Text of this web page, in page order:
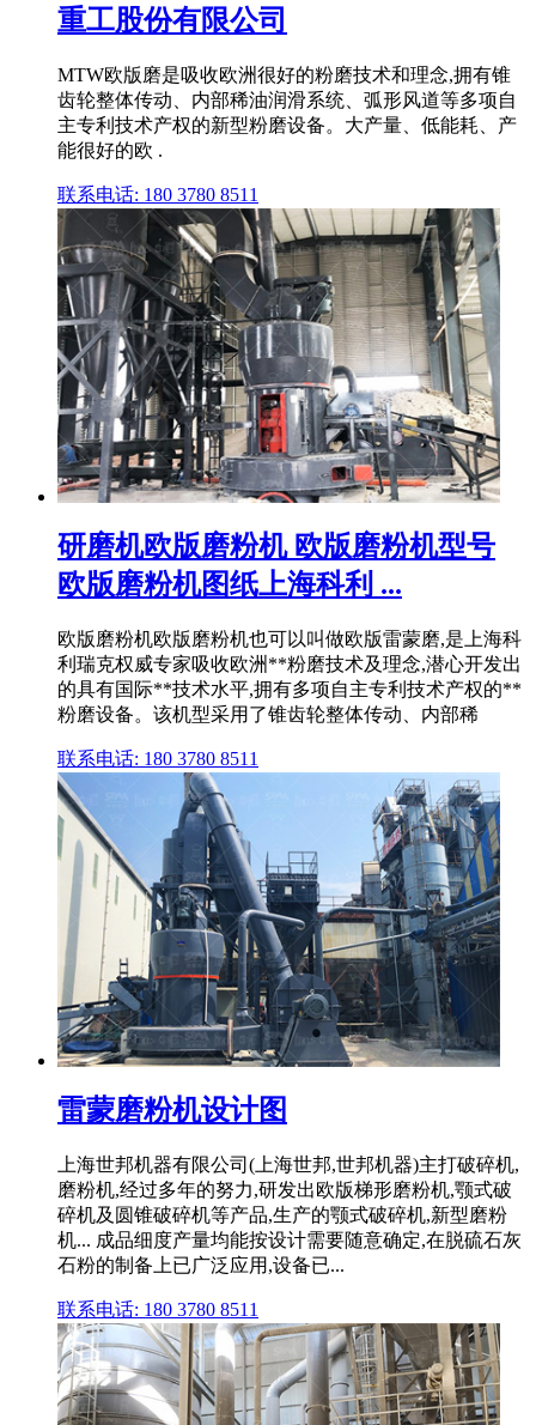
重工股份有限公司
MTW欧版磨是吸收欧洲很好的粉磨技术和理念,拥有锥
齿轮整体传动、内部稀油润滑系统、弧形风道等多项自
主专利技术产权的新型粉磨设备。大产量、低能耗、产
能很好的欧 .
联系电话: 180 3780 8511
研磨机欧版磨粉机 欧版磨粉机型号
欧版磨粉机图纸上海科利 ...
欧版磨粉机欧版磨粉机也可以叫做欧版雷蒙磨,是上海科
利瑞克权威专家吸收欧洲**粉磨技术及理念,潜心开发出
的具有国际**技术水平,拥有多项自主专利技术产权的**
粉磨设备。该机型采用了锥齿轮整体传动、内部稀
联系电话: 180 3780 8511
雷蒙磨粉机设计图
上海世邦机器有限公司(上海世邦,世邦机器)主打破碎机,
磨粉机,经过多年的努力,研发出欧版梯形磨粉机,颚式破
碎机及圆锥破碎机等产品,生产的颚式破碎机,新型磨粉
机... 成品细度产量均能按设计需要随意确定,在脱硫石灰
石粉的制备上已广泛应用,设备已...
联系电话: 180 3780 8511